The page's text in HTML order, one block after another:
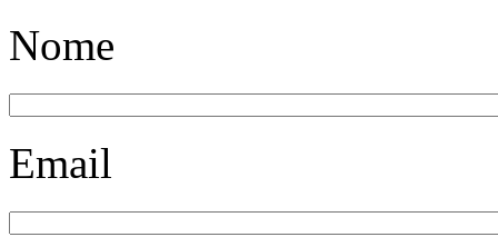
Nome
Email